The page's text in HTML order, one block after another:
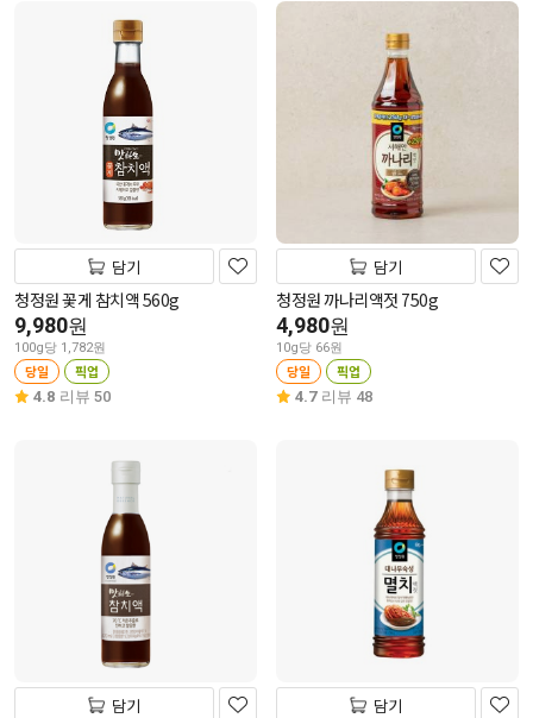
담기
청정원 꽃게 참치액 560g
9,980원
100g당 1,782원
당일 픽업
4.8 리뷰 50
담기
청정원 까나리액젓 750g
4,980원
10g당 66원
당일 픽업
4.7 리뷰 48
담기 담기